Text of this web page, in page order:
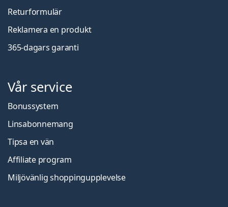
Returformulär
Reklamera en produkt
365-dagars garanti
Vår service
Bonussystem
Linsabonnemang
Tipsa en vän
Affiliate program
Miljövänlig shoppingupplevelse